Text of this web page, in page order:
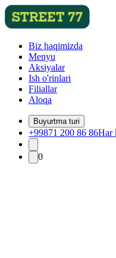
Biz haqimizda
Menyu
Aksiyalar
Ish o'rinlari
Filiallar
Aloqa
Buyurtma turi
+99871 200 86 86Har
0